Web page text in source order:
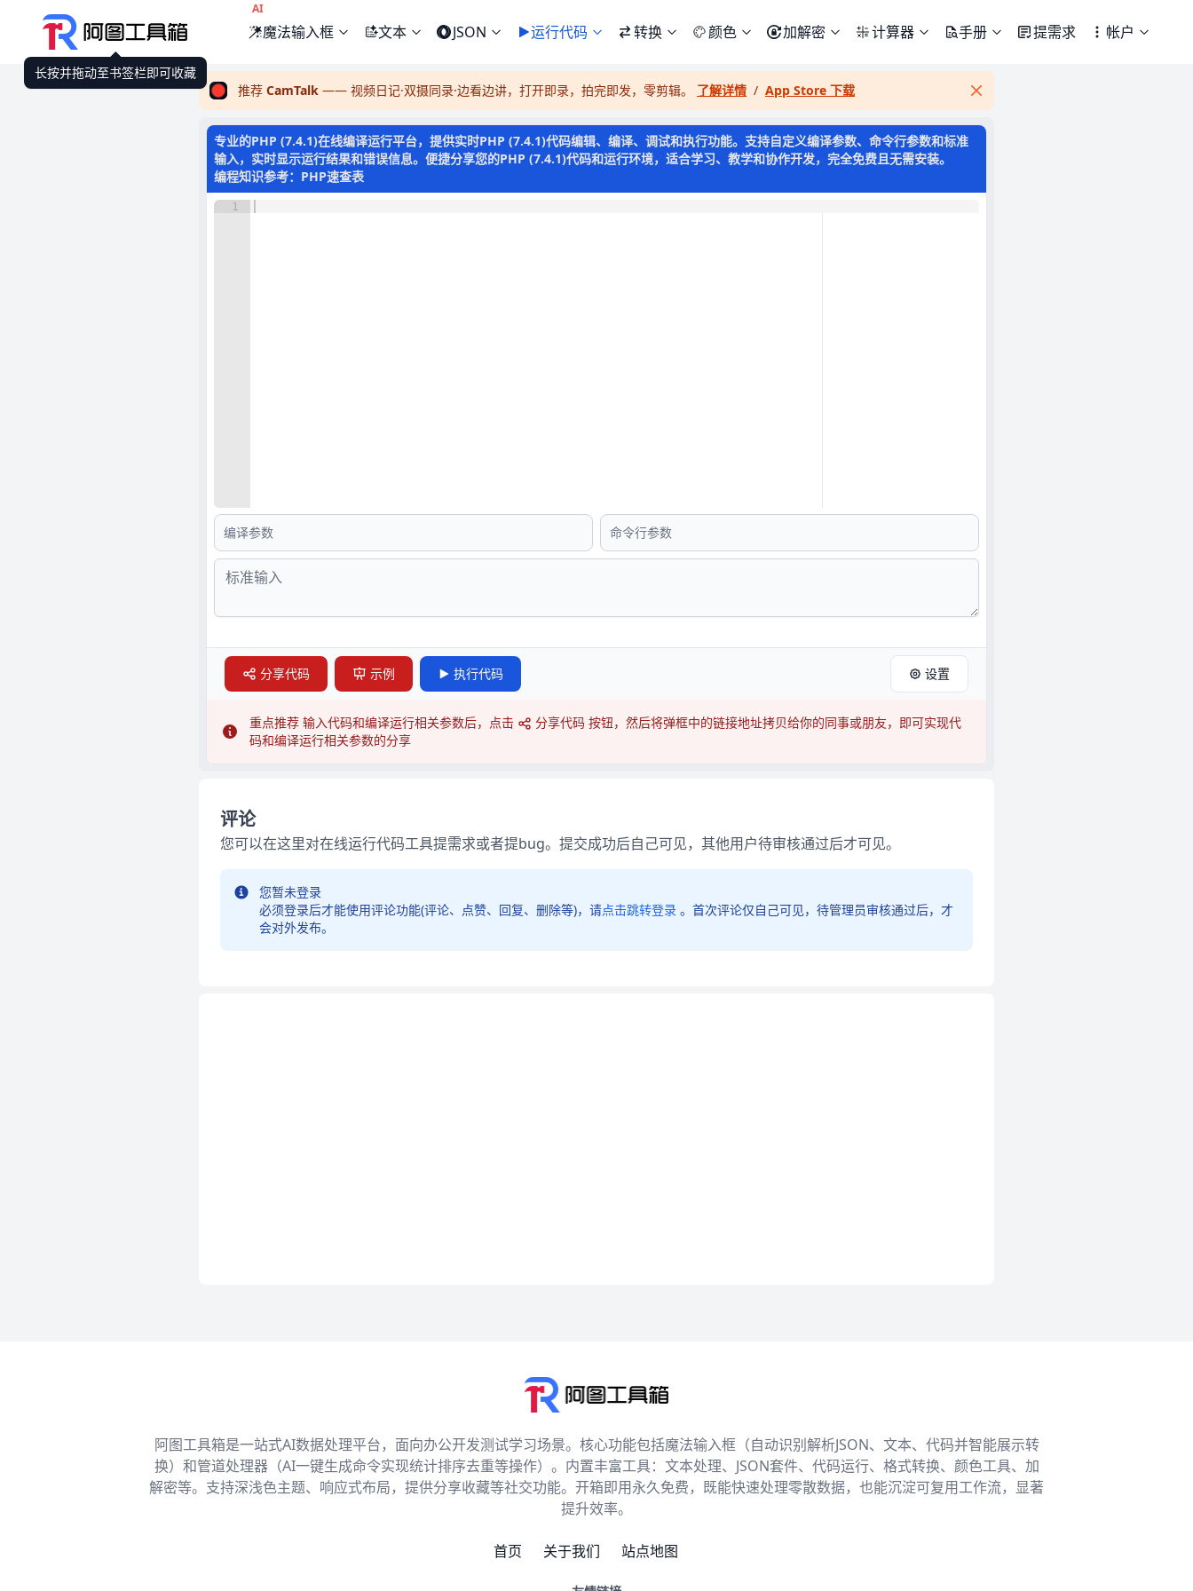
魔法输入框
AI
文本 JSON 运行代码 转换 颜色 加解密 计算器 手册 提需求 帐户
长按并拖动至书签栏即可收藏
推荐 CamTalk —— 视频日记·双摄同录·边看边讲，打开即录，拍完即发，零剪辑。 了解详情 / App Store 下载 Close
专业的PHP (7.4.1)在线编译运行平台，提供实时PHP (7.4.1)代码编辑、编译、调试和执行功能。支持自定义编译参数、命令行参数和标准
输入，实时显示运行结果和错误信息。便捷分享您的PHP (7.4.1)代码和运行环境，适合学习、教学和协作开发，完全免费且无需安装。
编程知识参考： PHP速查表
1
分享代码 示例 执行代码 设置
重点推荐 输入代码和编译运行相关参数后，点击
分享代码 按钮，然后将弹框中的链接地址拷贝给你的同事或朋友，即可实现代
码和编译运行相关参数的分享
评论
您可以在这里对在线运行代码工具提需求或者提bug。提交成功后自己可见，其他用户待审核通过后才可见。
您暂未登录
必须登录后才能使用评论功能(评论、点赞、回复、删除等)，请点击跳转登录 。首次评论仅自己可见，待管理员审核通过后，才
会对外发布。
阿图工具箱是一站式AI数据处理平台，面向办公开发测试学习场景。核心功能包括魔法输入框（自动识别解析JSON、文本、代码并智能展示转
换）和管道处理器（AI一键生成命令实现统计排序去重等操作）。内置丰富工具：文本处理、JSON套件、代码运行、格式转换、颜色工具、加
解密等。支持深浅色主题、响应式布局，提供分享收藏等社交功能。开箱即用永久免费，既能快速处理零散数据，也能沉淀可复用工作流，显著
提升效率。
首页 关于我们 站点地图